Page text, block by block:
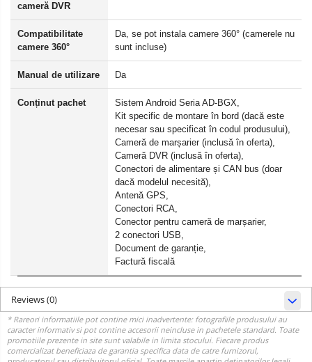
cameră DVR
Compatibilitate
camere 360°
Da, se pot instala camere 360° (camerele nu
sunt incluse)
Manual de utilizare Da
Conținut pachet
Sistem Android Seria AD-BGX,
Kit specific de montare în bord (dacă este
necesar sau specificat în codul produsului),
Cameră de marșarier (inclusă în oferta),
Cameră DVR (inclusă în oferta),
Conectori de alimentare și CAN bus (doar
dacă modelul necesită),
Antenă GPS,
Conectori RCA,
Conector pentru cameră de marșarier,
2 conectori USB,
Document de garanție,
Factură fiscală
Reviews(0)